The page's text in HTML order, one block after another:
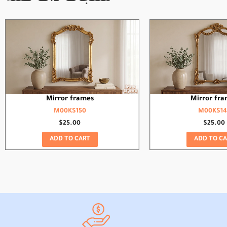
Mirror frames
M00KS150
$25.00
ADD TO CART
Mirror
$25.00
ADD TO